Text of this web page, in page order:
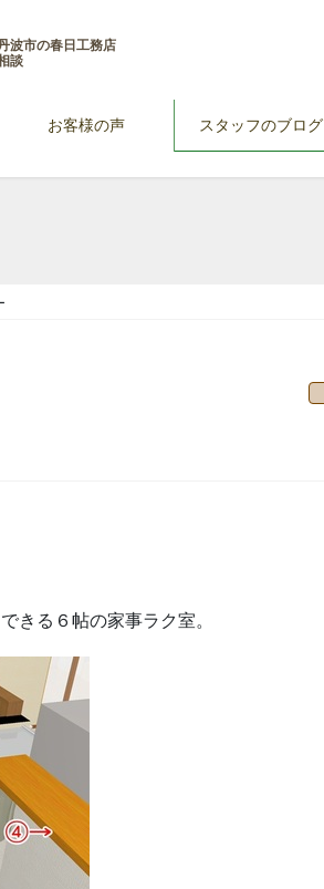
波市の春日工務店
談
お客様の声 スタッフのブログ
きる６帖の家事ラク室。